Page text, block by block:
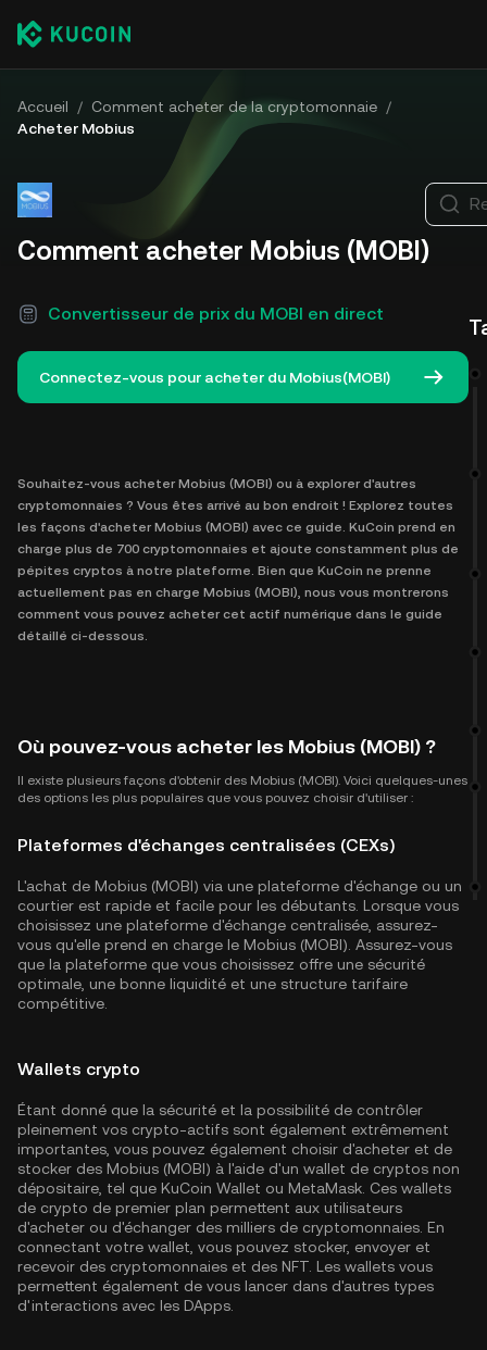
Accueil / Comment acheter de la cryptomonnaie /
Acheter Mobius
Comment acheter Mobius (MOBI)
Convertisseur de prix du MOBI en direct
Connectez-vous pour acheter du Mobius(MOBI)
Souhaitez-vous acheter Mobius (MOBI) ou à explorer d'autres
cryptomonnaies ? Vous êtes arrivé au bon endroit ! Explorez toutes
les façons d'acheter Mobius (MOBI) avec ce guide. KuCoin prend en
charge plus de 700 cryptomonnaies et ajoute constamment plus de
pépites cryptos à notre plateforme. Bien que KuCoin ne prenne
actuellement pas en charge Mobius (MOBI), nous vous montrerons
comment vous pouvez acheter cet actif numérique dans le guide
détaillé ci-dessous.
Où pouvez-vous acheter les Mobius (MOBI) ?
Il existe plusieurs façons d'obtenir des Mobius (MOBI). Voici quelques-unes
des options les plus populaires que vous pouvez choisir d'utiliser :
Plateformes d'échanges centralisées (CEXs)
L'achat de Mobius (MOBI) via une plateforme d'échange ou un
courtier est rapide et facile pour les débutants. Lorsque vous
choisissez une plateforme d'échange centralisée, assurez-
vous qu'elle prend en charge le Mobius (MOBI). Assurez-vous
que la plateforme que vous choisissez offre une sécurité
optimale, une bonne liquidité et une structure tarifaire
compétitive.
Wallets crypto
Étant donné que la sécurité et la possibilité de contrôler
pleinement vos crypto-actifs sont également extrêmement
importantes, vous pouvez également choisir d'acheter et de
stocker des Mobius (MOBI) à l'aide d'un wallet de cryptos non
dépositaire, tel que KuCoin Wallet ou MetaMask. Ces wallets
de crypto de premier plan permettent aux utilisateurs
d'acheter ou d'échanger des milliers de cryptomonnaies. En
connectant votre wallet, vous pouvez stocker, envoyer et
recevoir des cryptomonnaies et des NFT. Les wallets vous
permettent également de vous lancer dans d'autres types
d'interactions avec les DApps.